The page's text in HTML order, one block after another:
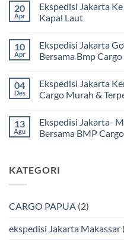
komentar
pada
Ekspedisi
Murah
dan
Terpercaya
Cargo
Jakarta
ke
BMP
Cargo
20
Apr
Ekspedisi Jakarta
Kapal Laut
komentar
pada
Ekspedisi
Kota
Bitung
Lebih
Kapal
Laut
10
Apr
Ekspedisi Jakarta
Bersama Bmp Cargo
komentar
pada
Ekspedisi
Via
Laut
Murah
Bmp
Cargo
04
Des
Ekspedisi Jakarta
Cargo Murah &
komentar
pada
Ekspedisi
Laut
Bersama
&
13
Agu
Ekspedisi Jakarta-
Bersama BMP Cargo
pada
Ekspedisi
Laut
BMP
KATEGORI
CARGO PAPUA (2)
ekspedisi Jakarta Makassar